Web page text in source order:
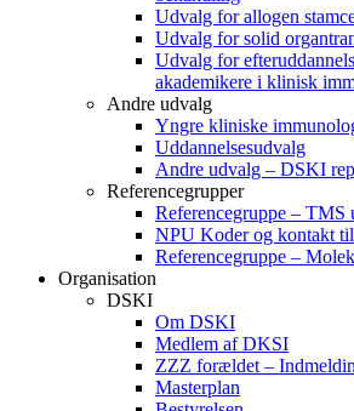
Udvalg for allogen
Udvalg for solid
Udvalg for
akademikere i klinisk
Andre udvalg
Yngre kliniske
Uddannelsesudvalg
Andre udvalg – DSKI
Referencegrupper
Referencegruppe – TMS
NPU Koder og kontakt
Referencegruppe –
Organisation
DSKI
Om DSKI
Medlem af DKSI
ZZZ forældet –
Masterplan